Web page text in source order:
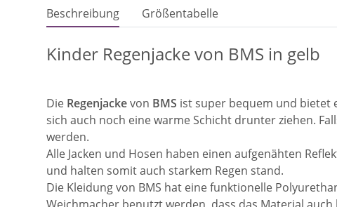
Beschreibung Größentabelle
Kinder Regenjacke von BMS in gelb
Die Regenjackevon BMS ist super bequem und bietet
sich auch noch eine warme Schicht drunter ziehen.
werden.
Alle Jacken und Hosen haben einen aufgenähten
und halten somit auch starkem Regen stand.
Die Kleidung von BMS hat eine funktionelle